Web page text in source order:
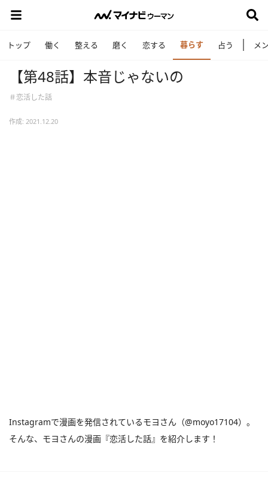
トップ 働く 整える 磨く 恋する 暮らす 占う メ
【第48話】本音じゃないの
＃恋活した話
作成: 2021.12.20
Instagramで漫画を発信されているモヨさん（@moyo17104）。
そんな、モヨさんの漫画『恋活した話』を紹介します！